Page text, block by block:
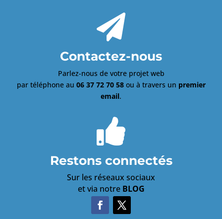

Contactez-nous
Parlez-nous de votre projet web
par téléphone au 06 37 72 70 58ou à travers un premier
email.

Restons connectés
Sur les réseaux sociaux
et via notre BLOG